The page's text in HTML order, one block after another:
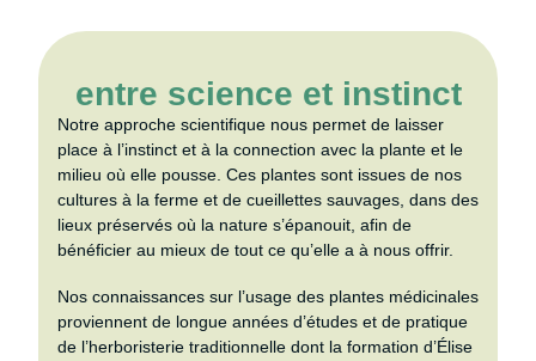
entre science et instinct
Notre approche scientifique nous permet de laisser
place à l’instinct et à la connection avec la plante et le
milieu où elle pousse. Ces plantes sont issues de nos
cultures à la ferme et de cueillettes sauvages, dans des
lieux préservés où la nature s’épanouit, afin de
bénéficier au mieux de tout ce qu’elle a à nous offrir.
Nos connaissances sur l’usage des plantes médicinales
proviennent de longue années d’études et de pratique
de l’herboristerie traditionnelle dont la formation d’Élise